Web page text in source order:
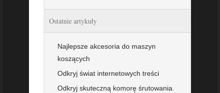
Ostatnie artykuły
Najlepsze akcesoria do maszyn
koszących
Odkryj świat internetowych treści
Odkryj skuteczną komorę śrutowania.